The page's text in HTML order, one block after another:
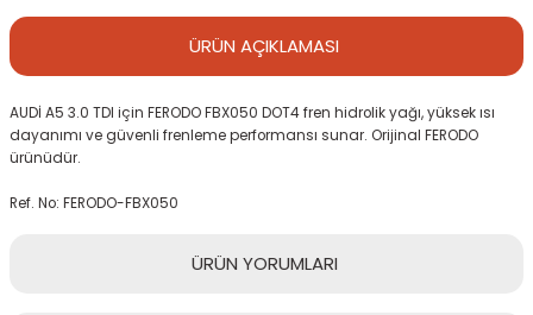
ÜRÜN AÇIKLAMASI
AUDİ A5 3.0 TDI için FERODO FBX050 DOT4 fren hidrolik yağı, yüksek ısı
dayanımı ve güvenli frenleme performansı sunar. Orijinal FERODO
ürünüdür.
Ref. No: FERODO-FBX050
ÜRÜN YORUMLARI